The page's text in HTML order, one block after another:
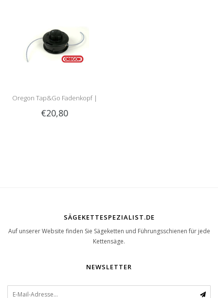
Oregon Tap&Go Fadenkopf |
universal | Montage ohne Bolze
€20,80
SÄGEKETTESPEZIALIST.DE
Auf unserer Website finden Sie Sägeketten und Führungsschienen für jede
Kettensäge.
NEWSLETTER